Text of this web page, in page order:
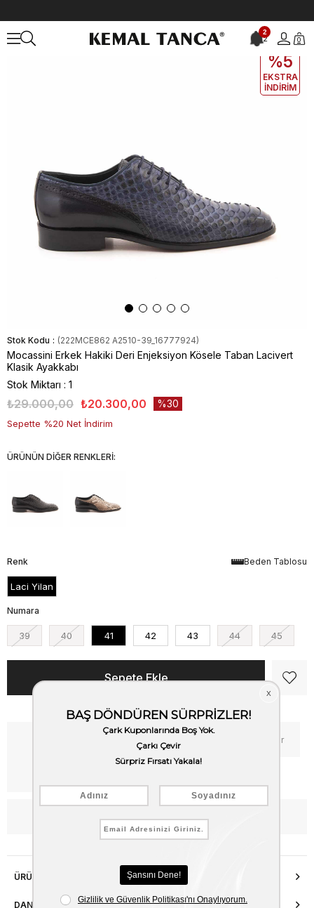
2
2 0
EKLE5
%5
EKSTRA
İNDİRİM
Stok Kodu (222MCE862 A2510-39_16777924)
Mocassini Erkek Hakiki Deri Enjeksiyon Kösele Taban Lacivert
Klasik Ayakkabı
Stok Miktarı : 1
₺29.000,00 ₺20.300,00 30
Sepette %20 Net İndirim
ÜRÜNÜN DİĞER RENKLERİ:
Beden Tablosu
Renk
Laci Yilan
Numara
39 40 41 42 43 44 45
Fiyat Düşünce Haber Ver
WhatsApp’tan Bilgi Al
ÜRÜN ÖZELLIKLERI
DANIŞMA HATTI